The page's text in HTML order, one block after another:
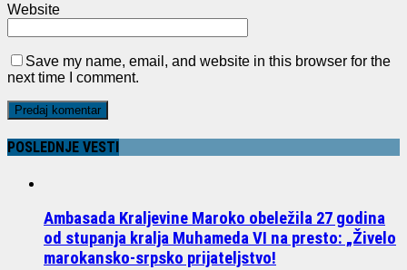
Website
Save my name, email, and website in this browser for the
next time I comment.
POSLEDNJE VESTI
Ambasada Kraljevine Maroko obeležila 27 godina
od stupanja kralja Muhameda VI na presto: „Živelo
marokansko-srpsko prijateljstvo!